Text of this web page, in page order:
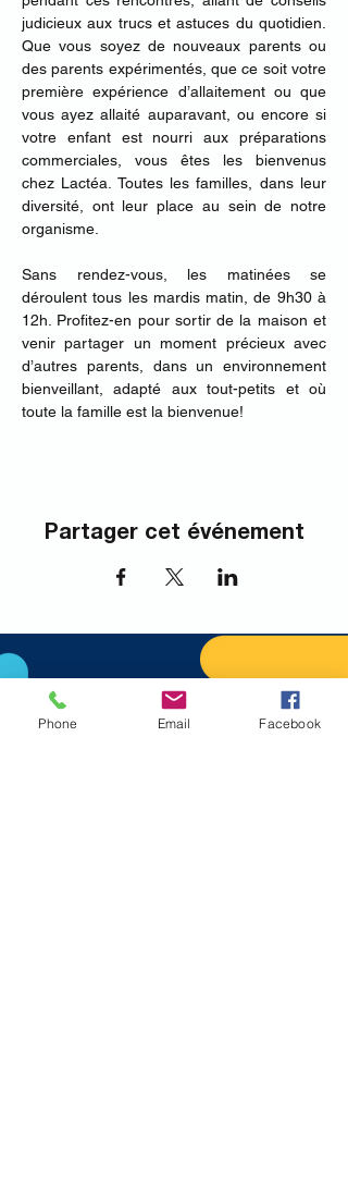
judicieux aux trucs et astuces du quotidien.
Que vous soyez de nouveaux parents ou
des parents expérimentés, que ce soit votre
première expérience d’allaitement ou que
vous ayez allaité auparavant, ou encore si
votre enfant est nourri aux préparations
commerciales, vous êtes les bienvenus
chez Lactéa. Toutes les familles, dans leur
diversité, ont leur place au sein de notre
organisme.
Sans rendez-vous, les matinées se
déroulent tous les mardis matin, de 9h30 à
12h.​ Profitez-en pour sortir de la maison et
venir partager un moment précieux avec
d’autres parents, dans un environnement
bienveillant, adapté aux tout-petits et où
toute la famille est la bienvenue!
Partager cet événement
Phone Email Facebook